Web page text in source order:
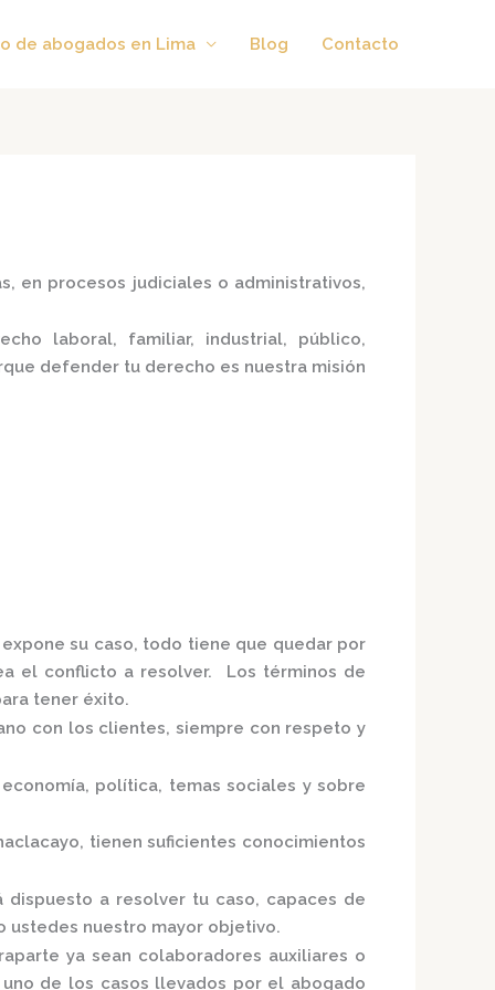
de abogados en Lima Blog Contacto
en procesos judiciales o administrativos,
laboral, familiar, industrial, público,
defender tu derecho es nuestra misión
su caso, todo tiene que quedar por
el conflicto a resolver. Los términos de
tener éxito.
con los clientes, siempre con respeto y
política, temas sociales y sobre
tienen suficientes conocimientos
dispuesto a resolver tu caso, capaces de
ustedes nuestro mayor objetivo.
ya sean colaboradores auxiliares o
de los casos llevados por el abogado